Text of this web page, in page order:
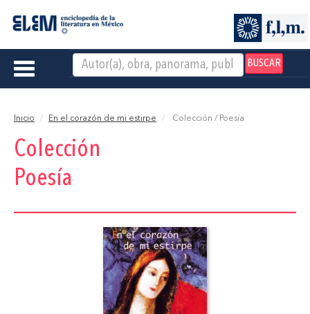
BUSCAR
Toggle
Inicio En el corazón de mi estirpe Colección / Poesía
Colección
Poesía